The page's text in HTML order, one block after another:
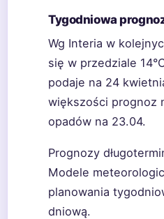
Tygodniowa
Wg Interia w
się w przedziale
podaje na 24
większości prognoz
opadów na 23.04.
Prognozy
Modele
planowania
dniową.